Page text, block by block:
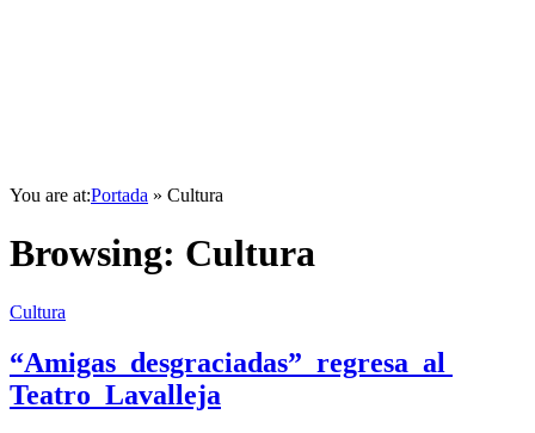
You are at:Portada » Cultura
Browsing: Cultura
Cultura
“Amigas desgraciadas” regresa al
Teatro Lavalleja